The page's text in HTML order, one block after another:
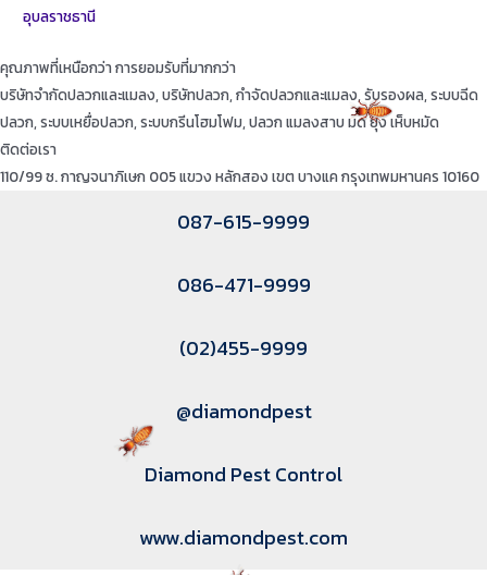
อุบลราชธานี
คุณภาพที่เหนือกว่า การยอมรับที่มากกว่า
บริษัทจำกัดปลวกและแมลง, บริษัทปลวก, กำจัดปลวกและแมลง, รับรองผล, ระบบฉีด
ปลวก, ระบบเหยื่อปลวก, ระบบกรีนโฮมโฟม, ปลวก แมลงสาบ มด ยุง เห็บหมัด
ติดต่อเรา
110/99 ซ. กาญจนาภิเษก 005 แขวง หลักสอง เขต บางแค กรุงเทพมหานคร 10160
087-615-9999
086-471-9999
(02)455-9999
@diamondpest
Diamond Pest Control
www.diamondpest.com